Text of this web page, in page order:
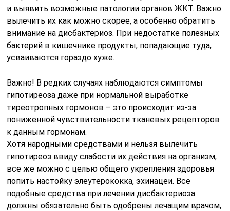
и выявить возможные патологии органов ЖКТ. Важно
вылечить их как можно скорее, а особенно обратить
внимание на дисбактериоз. При недостатке полезных
бактерий в кишечнике продукты, попадающие туда,
усваиваются гораздо хуже.
Важно! В редких случаях наблюдаются симптомы
гипотиреоза даже при нормальной выработке
тиреотропных гормонов – это происходит из-за
пониженной чувствительности тканевых рецепторов
к данным гормонам.
Хотя народными средствами и нельзя вылечить
гипотиреоз ввиду слабости их действия на организм,
все же можно с целью общего укрепления здоровья
попить настойку элеутерококка, эхинацеи. Все
подобные средства при лечении дисбактериоза
должны обязательно быть одобрены лечащим врачом,